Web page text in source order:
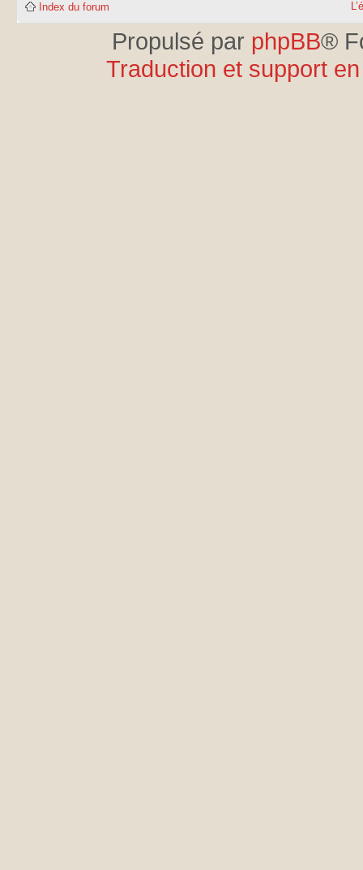
Index du forum
Propulsé par phpBB®
Traduction et support